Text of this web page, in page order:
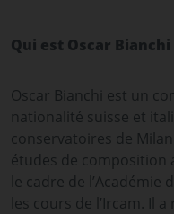
Qui est Oscar Bianchi
Oscar Bianchi est un
nationalité suisse et
conservatoires de
études de composition
le cadre de l’Académie
les cours de l’Ircam. Il